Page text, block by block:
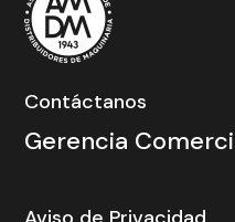
Contáctanos
Gerencia